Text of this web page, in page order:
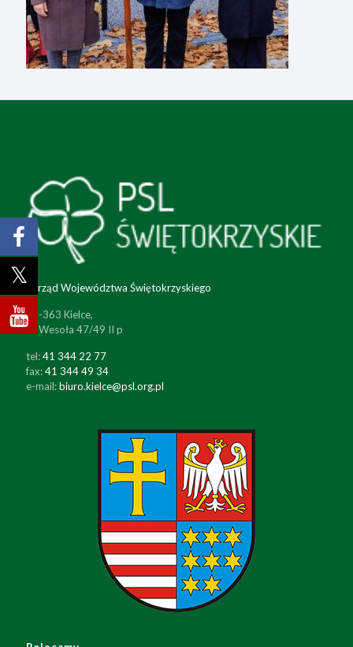
Zarząd Województwa Świętokrzyskiego
25-363 Kielce,
ul. Wesoła 47/49 II p
tel:41 344 22 77
fax:41 344 49 34
e-mail:biuro.kielce@psl.org.pl